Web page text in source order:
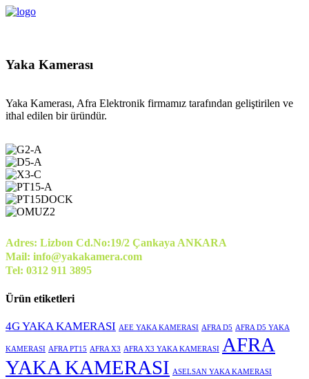
Yaka Kamerası
Yaka Kamerası, Afra Elektronik firmamız tarafından geliştirilen ve
ithal edilen bir üründür.
Adres: Lizbon Cd.No:19/2 Çankaya ANKARA
Mail: info@yakakamera.com
Tel: 0312 911 3895
Ürün etiketleri
4G YAKA KAMERASI AEE YAKA KAMERASI AFRA D5 AFRA D5 YAKA
KAMERASI AFRA PT15 AFRA X3 AFRA X3 YAKA KAMERASI AFRA
YAKA KAMERASI ASELSAN YAKA KAMERASI